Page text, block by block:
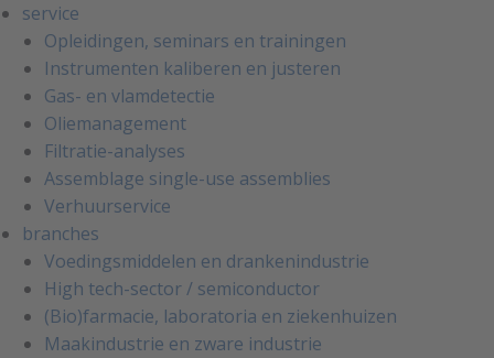
service
Opleidingen, seminars en trainingen
Instrumenten kaliberen en justeren
Gas- en vlamdetectie
Oliemanagement
Filtratie-analyses
Assemblage single-use assemblies
Verhuurservice
branches
Voedingsmiddelen en drankenindustrie
High tech-sector / semiconductor
(Bio)farmacie, laboratoria en ziekenhuizen
Maakindustrie en zware industrie